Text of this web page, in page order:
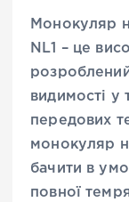
Монокуляр
NL1 – це
видимості у
передових
монокуляр
бачити в
повної